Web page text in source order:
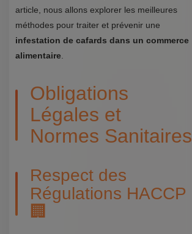
article, nous allons explorer les meilleures
méthodes pour traiter et prévenir une
infestation de cafards dans un commerce
alimentaire
Obligations
Légales et
Normes Sanitaires
Respect des
Régulations HACCP
🏢